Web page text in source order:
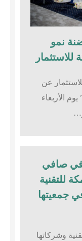
نمو
عن
“حاضنة نمو 2024” يوم الأربعاء
ارتفاع ١٤٦٪؜ في صافي
للتقنية
ميزانية ٢٠٢٢ في جمعيتها
وشركاتها